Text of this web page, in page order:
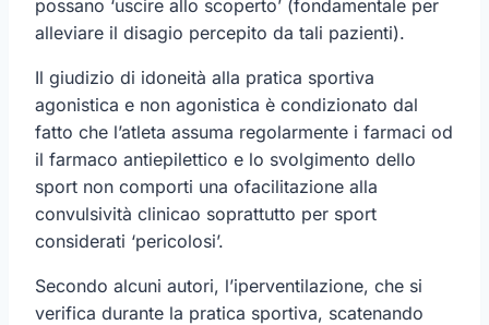
possano ‘uscire allo scoperto’ (fondamentale per
alleviare il disagio percepito da tali pazienti).
Il giudizio di idoneità alla pratica sportiva
agonistica e non agonistica è condizionato dal
fatto che l’atleta assuma regolarmente i farmaci od
il farmaco antiepilettico e lo svolgimento dello
sport non comporti una ofacilitazione alla
convulsività clinicao soprattutto per sport
considerati ‘pericolosi’.
Secondo alcuni autori, l’iperventilazione, che si
verifica durante la pratica sportiva, scatenando